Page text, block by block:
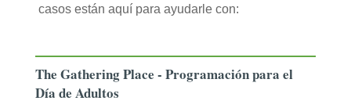
casos están aquí para ayudarle con:
The Gathering Place - Programación para el
Día de Adultos